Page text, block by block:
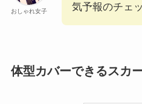
おしゃれ女子
気予報のチェ
体型カバーできるスカ